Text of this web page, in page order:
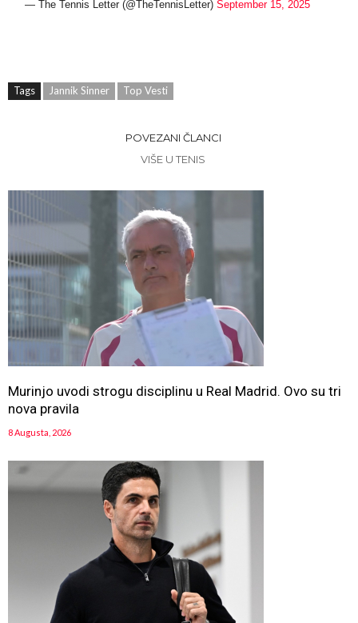
— The Tennis Letter (@TheTennisLetter)September 15, 2025
Tags Jannik Sinner Top Vesti
POVEZANI ČLANCI
VIŠE U TENIS
Murinjo uvodi strogu disciplinu u Real Madrid. Ovo su tri
nova pravila
8 Augusta, 2026